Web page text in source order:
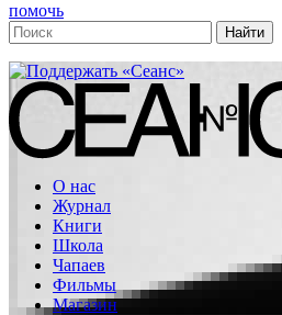
помочь
О нас
Журнал
Книги
Школа
Чапаев
Фильмы
Магазин